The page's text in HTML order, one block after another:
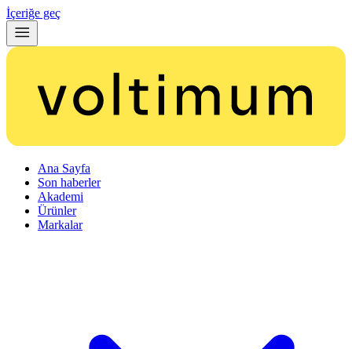
İçeriğe geç
Ana Sayfa
Son haberler
Akademi
Ürünler
Markalar